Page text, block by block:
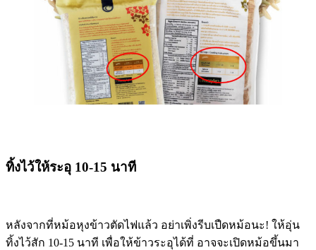
ทิ้งไว้ให้ระอุ 10-15 นาที
หลังจากที่หม้อหุงข้าวตัดไฟแล้ว อย่าเพิ่งรีบเปืดหม้อนะ! ให้อุ่น
ทิ้งไว้สัก 10-15 นาที เพื่อให้ข้าวระอุได้ที่ อาจจะเปิดหม้อขึ้นมา